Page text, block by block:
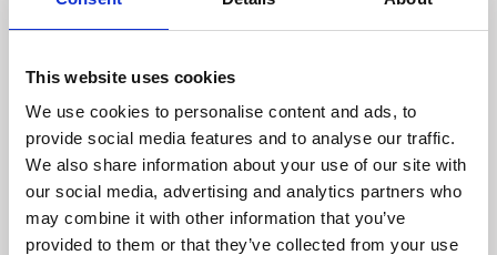
This website uses cookies
We use cookies to personalise content and ads, to
provide social media features and to analyse our traffic.
We also share information about your use of our site with
our social media, advertising and analytics partners who
may combine it with other information that you’ve
provided to them or that they’ve collected from your use
20
Vecchio Marino,Palau
Vecchio Marino 1, Maison mitoyenne D3
Vecchio Marino 1 int. D3 – Joli mini villa de deux pièces avec
2
Appeler Adresse email